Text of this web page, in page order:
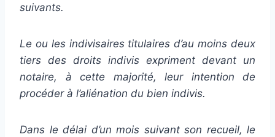
suivants.
Le ou les indivisaires titulaires d’au moins deux
tiers des droits indivis expriment devant un
notaire, à cette majorité, leur intention de
procéder à l’aliénation du bien indivis.
Dans le délai d’un mois suivant son recueil, le